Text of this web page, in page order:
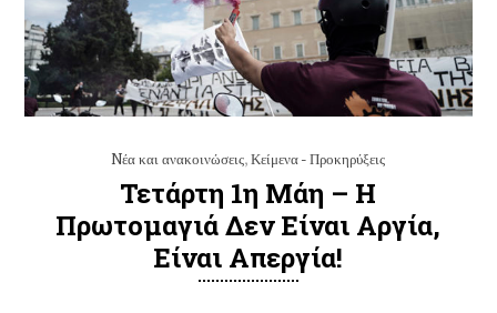
Nέα και ανακοινώσεις,Κείμενα - Προκηρύξεις
Τετάρτη 1η Μάη – Η
Πρωτομαγιά Δεν Είναι Αργία,
Είναι Απεργία!